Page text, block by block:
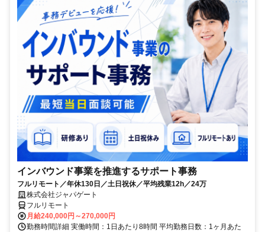
インバウンド事業を推進するサポート事務
フルリモート／年休130日／土日祝休／平均残業12h／24万
株式会社ジャパゲート
フルリモート
月給240,000円～270,000円
勤務時間詳細 実働時間：1日あたり8時間 平均勤務日数：1ヶ月あた